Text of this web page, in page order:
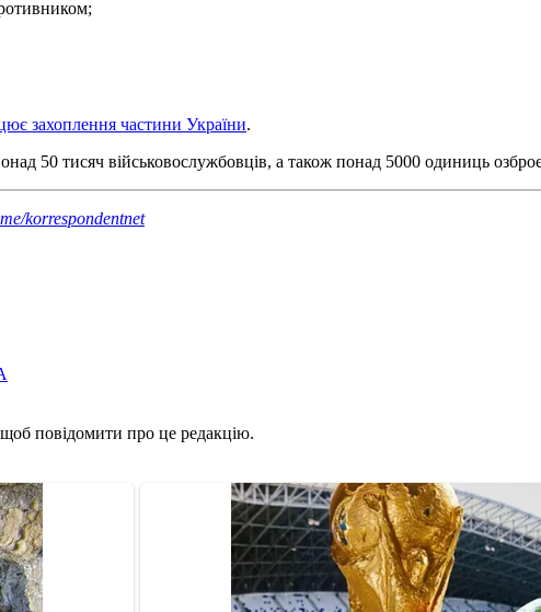
захоплення частини України.
50 тисяч військовослужбовців, а також понад 5000 одиниць
korrespondentnet
повідомити про це редакцію.